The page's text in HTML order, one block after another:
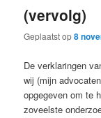
(vervolg)
Geplaatst op8
De verklaringen
wij (mijn
opgegeven om te
zoveelste